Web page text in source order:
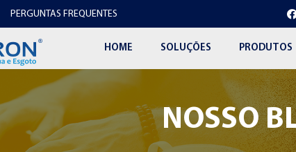
PERGUNTAS FREQUENTES
HOME SOLUÇÕES PRODUTOS
NOSSO